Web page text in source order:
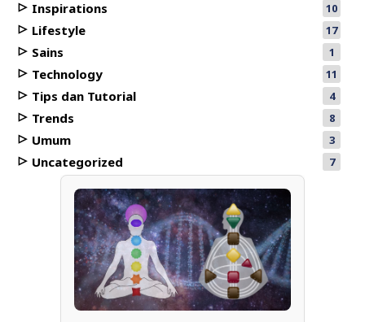
Inspirations 10
Lifestyle 17
Sains 1
Technology 11
Tips dan Tutorial 4
Trends 8
Umum 3
Uncategorized 7